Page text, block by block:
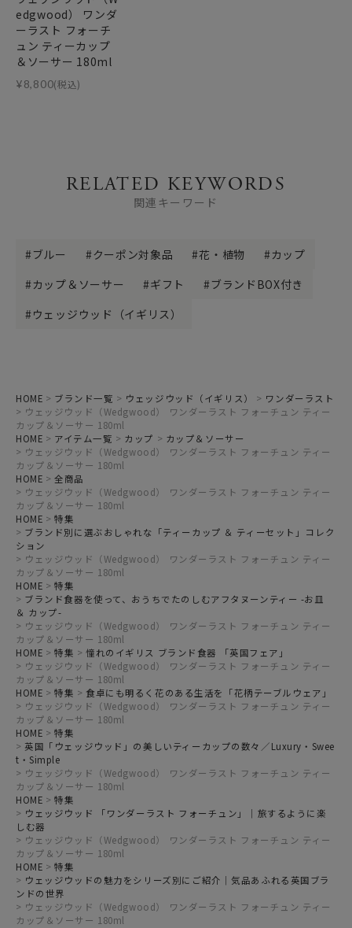
edgwood） ワンダ
ーラスト フォーチ
ュン ティーカップ
＆ソーサー 180ml
¥8,800(税込)
RELATED KEYWORDS
関連キーワード
ブルー クーポン対象品 花・植物
カップ
カップ＆ソーサー
ギフト
ブランドBOX付き
ウェッジウッド（イギリス）
HOME ブランド一覧 ウェッジウッド（イギリス）
ワンダーラスト
ウェッジウッド（Wedgwood） ワンダーラスト フォーチュン ティー
カップ＆ソーサー 180ml
HOME
アイテム一覧 カップ
カップ＆ソーサー
ウェッジウッド（Wedgwood） ワンダーラスト フォーチュン ティー
カップ＆ソーサー 180ml
HOME
全商品
ウェッジウッド（Wedgwood） ワンダーラスト フォーチュン ティー
カップ＆ソーサー 180ml
HOME
特集
ブランド別に選ぶおしゃれな「ティーカップ ＆ ティーセット」コレク
ション
ウェッジウッド（Wedgwood） ワンダーラスト フォーチュン ティー
カップ＆ソーサー 180ml
HOME
特集
ブランド食器を使って、おうちでたのしむアフタヌーンティー -お皿
＆ カップ-
ウェッジウッド（Wedgwood） ワンダーラスト フォーチュン ティー
カップ＆ソーサー 180ml
HOME
特集
憧れのイギリス ブランド食器 「英国フェア」
ウェッジウッド（Wedgwood） ワンダーラスト フォーチュン ティー
カップ＆ソーサー 180ml
HOME
特集
食卓にも明るく花のある生活を「花柄テーブルウェア」
ウェッジウッド（Wedgwood） ワンダーラスト フォーチュン ティー
カップ＆ソーサー 180ml
HOME
特集
英国「ウェッジウッド」の美しいティーカップの数々／Luxury・Swee
t・Simple
ウェッジウッド（Wedgwood） ワンダーラスト フォーチュン ティー
カップ＆ソーサー 180ml
HOME
特集
ウェッジウッド 「ワンダーラスト フォーチュン」｜旅するように楽
しむ器
ウェッジウッド（Wedgwood） ワンダーラスト フォーチュン ティー
カップ＆ソーサー 180ml
HOME
特集
ウェッジウッドの魅力をシリーズ別にご紹介｜気品あふれる英国ブラ
ンドの世界
ウェッジウッド（Wedgwood） ワンダーラスト フォーチュン ティー
カップ＆ソーサー 180ml